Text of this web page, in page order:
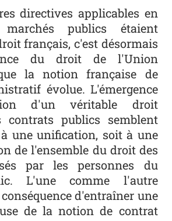
directives applicables en
publics étaient
français, c'est désormais
du droit de l'Union
la notion française de
évolue. L'émergence
d'un véritable droit
contrats publics semblent
une unification, soit à une
de l'ensemble du droit des
par les personnes du
L'une comme l'autre
d'entraîner une
de la notion de contrat